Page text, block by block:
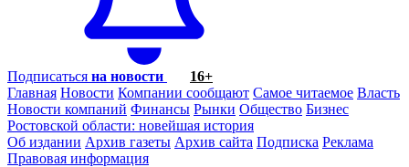
Подписаться на новости
16+
Главная Новости Компании сообщают Самое читаемое Власть
Новости компаний Финансы Рынки Общество Бизнес
Ростовской области: новейшая история
Об издании Архив газеты Архив сайта Подписка Реклама
Правовая информация